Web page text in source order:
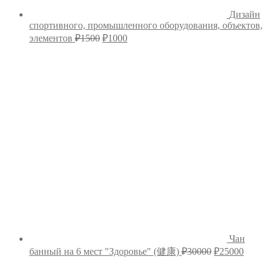
Дизайн
спортивного, промышленного оборудования, объектов,
элементов ₽1500 Первоначальная
₽1000Текущая
Чан
банный на 6 мест "Здоровье" (健康) ₽30000 ₽25000